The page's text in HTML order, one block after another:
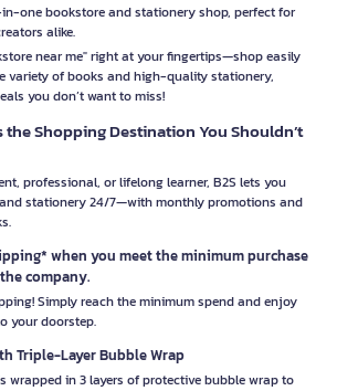
one bookstore and stationery shop, perfect for
alike.
near me" right at your fingertips—shop easily
variety of books and high-quality stationery,
you don’t want to miss!
the Shopping Destination You Shouldn’t
professional, or lifelong learner, B2S lets you
stationery 24/7—with monthly promotions and
when you meet the minimum purchase
company.
Simply reach the minimum spend and enjoy
your doorstep.
Triple-Layer Bubble Wrap
wrapped in 3 layers of protective bubble wrap to